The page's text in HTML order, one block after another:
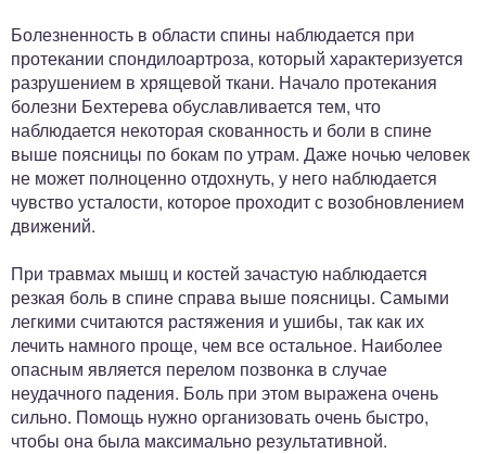
Болезненность в области спины наблюдается при
протекании спондилоартроза, который характеризуется
разрушением в хрящевой ткани. Начало протекания
болезни Бехтерева обуславливается тем, что
наблюдается некоторая скованность и боли в спине
выше поясницы по бокам по утрам. Даже ночью человек
не может полноценно отдохнуть, у него наблюдается
чувство усталости, которое проходит с возобновлением
движений.
При травмах мышц и костей зачастую наблюдается
резкая боль в спине справа выше поясницы. Самыми
легкими считаются растяжения и ушибы, так как их
лечить намного проще, чем все остальное. Наиболее
опасным является перелом позвонка в случае
неудачного падения. Боль при этом выражена очень
сильно. Помощь нужно организовать очень быстро,
чтобы она была максимально результативной.